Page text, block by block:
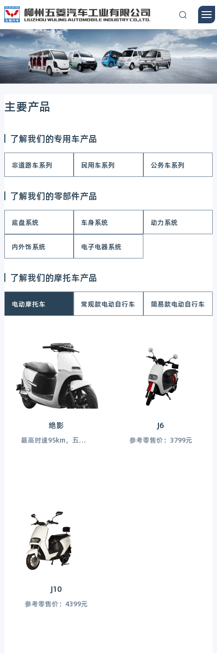
主要产品
了解我们的专用车产品
非道路车系列 民用车系列 公务车系列
了解我们的零部件产品
底盘系统 车身系统 动力系统
内外饰系统 电子电器系统
了解我们的摩托车产品
电动摩托车 常规款电动自行车 简易款电动自行车
绝影
最高时速95km，五菱工业推出首款高速电摩菱度“绝影”
J6
参考零售价：3799元
J10
参考零售价：4399元